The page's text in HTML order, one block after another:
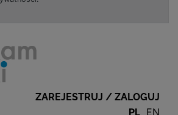
ZAREJESTRUJ / ZALOGUJ
PL EN